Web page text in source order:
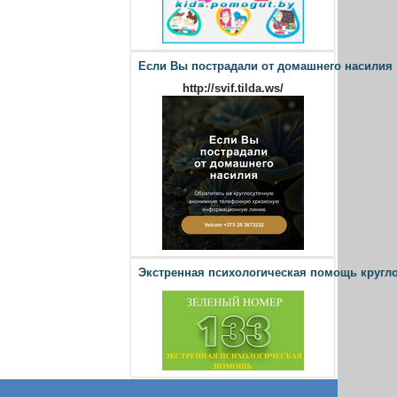
Если Вы пострадали от домашнего насилия
http://svif.tilda.ws/
Экстренная психологическая помощь